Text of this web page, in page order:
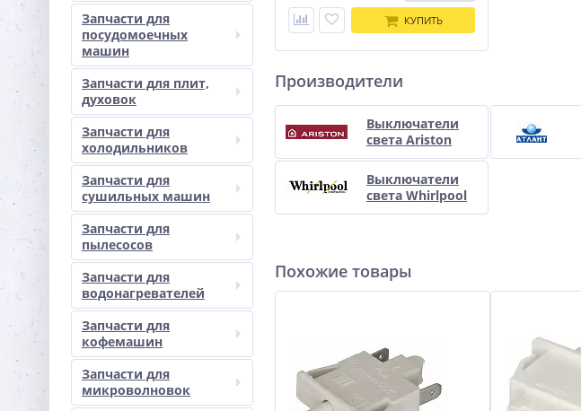
Запчасти для
посудомоечных
машин
Запчасти для плит,
духовок
Запчасти для
холодильников
Запчасти для
сушильных машин
Запчасти для
пылесосов
Запчасти для
водонагревателей
Запчасти для
кофемашин
Запчасти для
микроволновок
КУПИТЬ
Производители
Выключатели
света Ariston
Выключатели
света Whirlpool
Похожие товары